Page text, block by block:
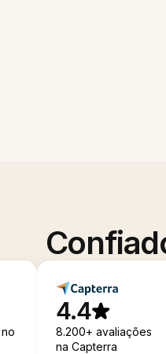
4.4
8.200+ avaliações
na Capterra